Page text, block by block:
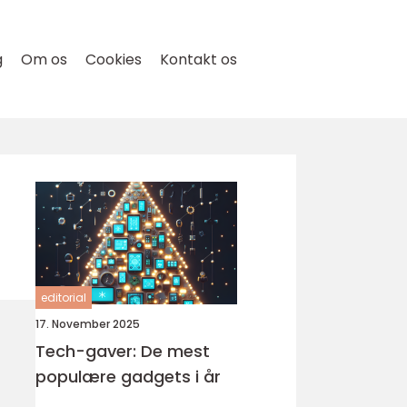
Om os Cookies Kontakt os
editorial
17. November 2025
Tech-gaver: De mest
populære gadgets i år